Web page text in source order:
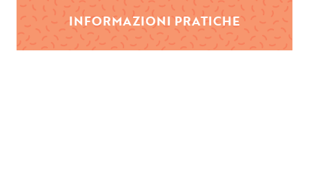
INFORMAZIONI PRATICHE